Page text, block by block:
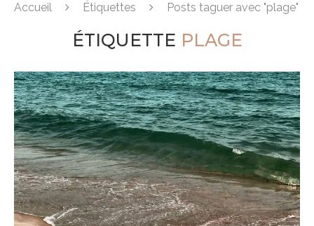
Accueil Étiquettes Posts taguer avec "plage"
ÉTIQUETTE PLAGE